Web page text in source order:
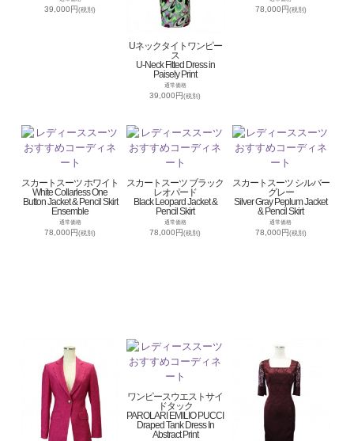
39,000円(税別)
Uネックタイトワンピー
ス
U-Neck Fitted Dress in
Paisely Print
通常価格
39,000円(税別)
78,000円(税別)
スカートスーツ ホワイト
White Collarless One
Button Jacket & Pencil Skirt
Ensemble
通常価格
78,000円(税別)
スカートスーツ ブラック
レオパード
Black Leopard Jacket &
Pencil Skirt
通常価格
78,000円(税別)
スカートスーツ シルバー
グレー
Silver Gray Peplum Jacket
& Pencil Skirt
通常価格
78,000円(税別)
ワンピースウエストサイ
ドタック
PAROLARI EMILIO PUCCI
Draped Tank Dress In
Abstract Print